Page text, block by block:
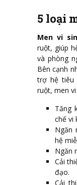
5 loại
Men vi
ruột, giúp
và phòng
Bên cạnh
trợ hệ tiêu
ruột, men
Tăng
chế vi
Ngăn
hệ
Ngăn
Cải
đạo.
Cải